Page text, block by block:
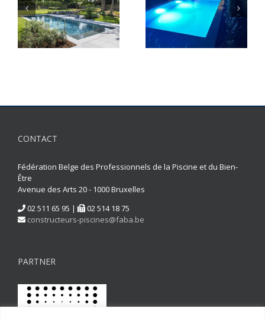
CONTACT
Fédération Belge des Professionnels de la Piscine et du Bien-
Être
Avenue des Arts 20 - 1000 Bruxelles
02 511 65 95 |
02 514 18 75
constructeurs-piscines@faba.be
PARTNER